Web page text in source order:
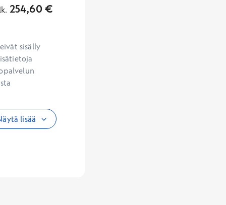
254,60€
sisälly
lisää